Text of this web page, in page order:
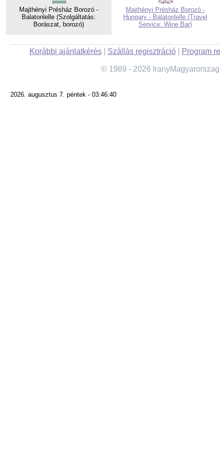
Majthényi Présház Borozó -
Balatonlelle (Szolgáltatás:
Borászat, borozó)
Majthényi Présház Borozó -
Hungary - Balatonlelle (Travel
Service: Wine Bar)
Korábbi ajánlatkérés| Szállás regisztráció| Program
© 1989 - 2026
2026. augusztus 7. péntek - 03:46:40